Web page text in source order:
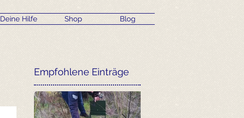
Deine Hilfe Shop Blog
Empfohlene Einträge